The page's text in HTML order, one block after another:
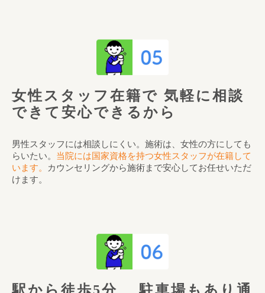
女性スタッフ在籍で 気軽に相談
できて安心できるから
男性スタッフには相談しにくい。施術は、女性の方にしても
らいたい。 当院には国家資格を持つ女性スタッフが在籍して
います。
カウンセリングから施術まで安心してお任せいただ
けます。